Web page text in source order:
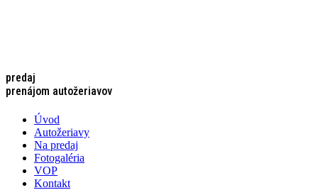
predaj
prenájom autožeriavov
Úvod
Autožeriavy
Na predaj
Fotogaléria
VOP
Kontakt